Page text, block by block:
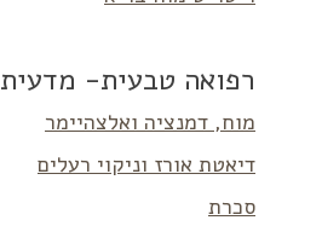
רפואה טבעית- מדעית
מוח, דמנציה ואלצהיימר
דיאטת אורז וניקוי רעלים
סכרת